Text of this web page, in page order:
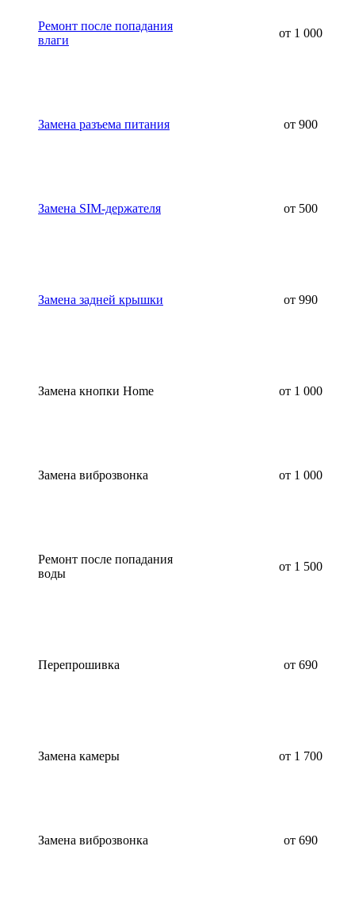
Ремонт после попадания
влаги
от 1 000
Замена разъема питания от 900
Замена SIM-держателя от 500
Замена задней крышки от 990
Замена кнопки Home от 1 000
Замена виброзвонка от 1 000
Ремонт после попадания
воды
от 1 500
Перепрошивка от 690
Замена камеры от 1 700
Замена виброзвонка от 690